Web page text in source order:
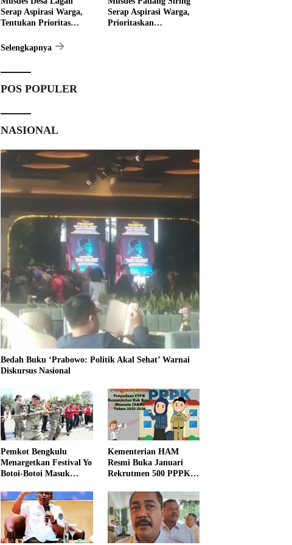
Serap Aspirasi Warga,
Tentukan Prioritas
Serap Aspirasi Warga,
Prioritaskan
Selengkapnya
POS POPULER
NASIONAL
Bedah Buku ‘Prabowo: Politik Akal Sehat’ Warnai
Diskursus Nasional
Pemkot Bengkulu
Menargetkan Festival Yo
Botoi-Botoi Masuk
Nasional
Kementerian HAM
Resmi Buka Januari
Rekrutmen 500 PPPK,